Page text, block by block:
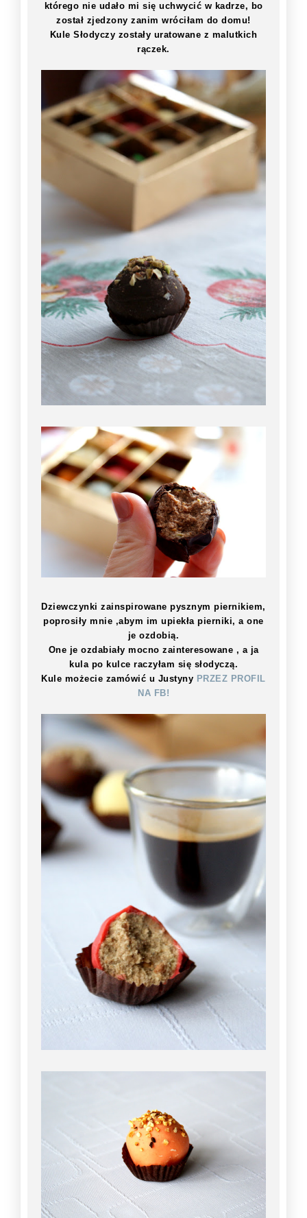
którego nie udało mi się uchwycić w kadrze, bo
został zjedzony zanim wróciłam do domu!
Kule Słodyczy zostały uratowane z malutkich
rączek.
Dziewczynki zainspirowane pysznym piernikiem,
poprosiły mnie ,abym im upiekła pierniki, a one
je ozdobią.
One je ozdabiały mocno zainteresowane , a ja
kula po kulce raczyłam się słodyczą.
Kule możecie zamówić u Justyny PRZEZ PROFIL
NA FB!